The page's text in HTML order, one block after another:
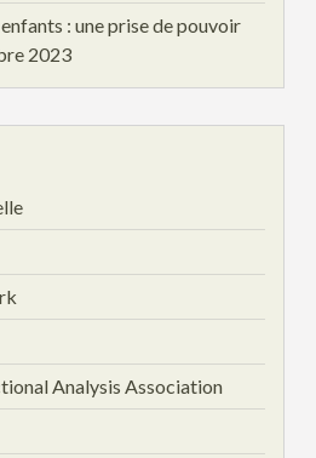
: une prise de pouvoir
2023
Analysis Association